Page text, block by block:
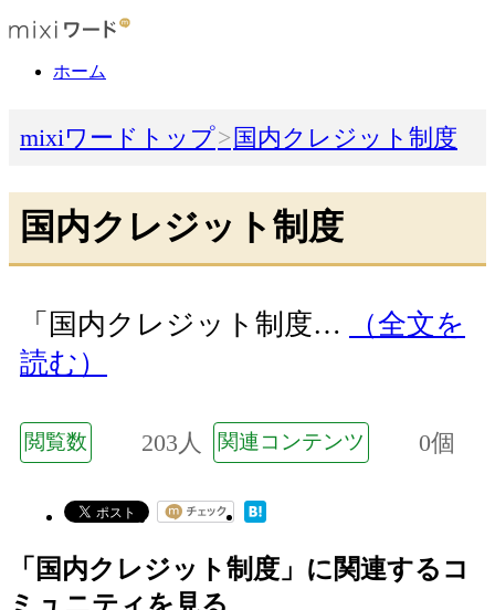
ホーム
mixiワードトップ 国内クレジット制度
国内クレジット制度
「国内クレジット制度…
（全文を
読む）
閲覧数 203人 関連コンテンツ 0個
「国内クレジット制度」に関連するコ